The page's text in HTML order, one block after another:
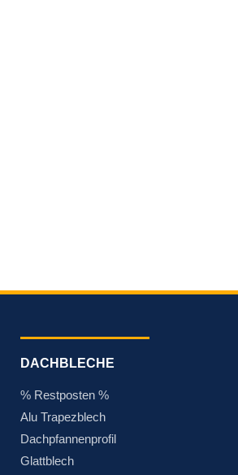
DACHBLECHE
% Restposten %
Alu Trapezblech
Dachpfannenprofil
Glattblech